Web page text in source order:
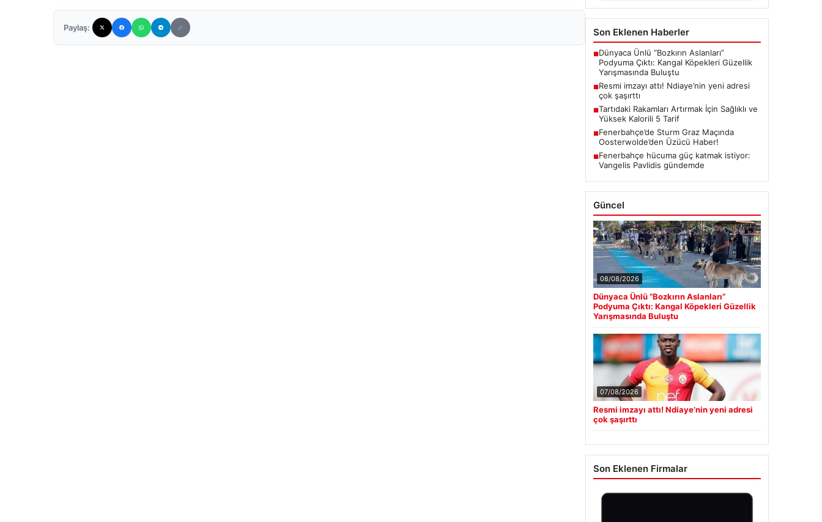
Paylaş: Son Eklenen Haberler
■Dünyaca Ünlü “Bozkırın Aslanları”
Podyuma Çıktı: Kangal Köpekleri Güzellik
Yarışmasında Buluştu
■Resmi imzayı attı! Ndiaye’nin yeni adresi
çok şaşırttı
■Tartıdaki Rakamları Artırmak İçin Sağlıklı ve
Yüksek Kalorili 5 Tarif
■Fenerbahçe’de Sturm Graz Maçında
Oosterwolde’den Üzücü Haber!
■Fenerbahçe hücuma güç katmak istiyor:
Vangelis Pavlidis gündemde
Güncel
08/08/2026
Dünyaca Ünlü “Bozkırın Aslanları”
Podyuma Çıktı: Kangal Köpekleri Güzellik
Yarışmasında Buluştu
07/08/2026
Resmi imzayı attı! Ndiaye’nin yeni adresi
çok şaşırttı
Son Eklenen Firmalar